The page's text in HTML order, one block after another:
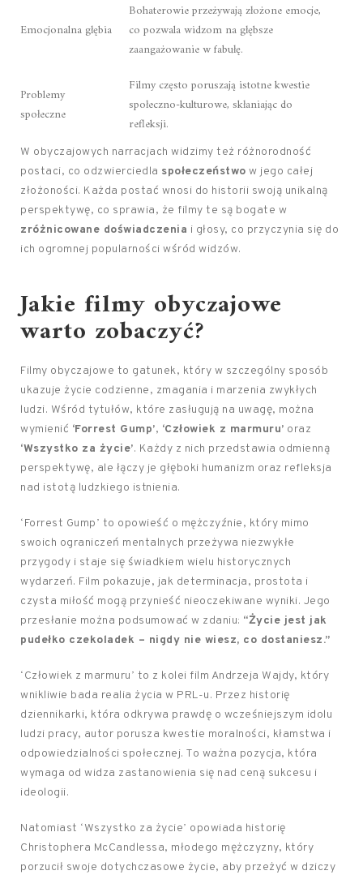
Emocjonalna głębia
Bohaterowie przeżywają złożone emocje,
co pozwala widzom na głębsze
zaangażowanie w fabułę.
Problemy
społeczne
Filmy często poruszają istotne kwestie
społeczno-kulturowe, skłaniając do
refleksji.
W obyczajowych narracjach widzimy też różnorodność
postaci, co odzwierciedla społeczeństwo w jego całej
złożoności. Każda postać wnosi do historii swoją unikalną
perspektywę, co sprawia, że filmy te są bogate w
zróżnicowane doświadczenia i głosy, co przyczynia się do
ich ogromnej popularności wśród widzów.
Jakie filmy obyczajowe
warto zobaczyć?
Filmy obyczajowe to gatunek, który w szczególny sposób
ukazuje życie codzienne, zmagania i marzenia zwykłych
ludzi. Wśród tytułów, które zasługują na uwagę, można
wymienić ‘Forrest Gump’, ‘Człowiek z marmuru’ oraz
‘Wszystko za życie’. Każdy z nich przedstawia odmienną
perspektywę, ale łączy je głęboki humanizm oraz refleksja
nad istotą ludzkiego istnienia.
‘Forrest Gump’ to opowieść o mężczyźnie, który mimo
swoich ograniczeń mentalnych przeżywa niezwykłe
przygody i staje się świadkiem wielu historycznych
wydarzeń. Film pokazuje, jak determinacja, prostota i
czysta miłość mogą przynieść nieoczekiwane wyniki. Jego
przesłanie można podsumować w zdaniu: “Życie jest jak
pudełko czekoladek – nigdy nie wiesz, co dostaniesz.”
‘Człowiek z marmuru’ to z kolei film Andrzeja Wajdy, który
wnikliwie bada realia życia w PRL-u. Przez historię
dziennikarki, która odkrywa prawdę o wcześniejszym idolu
ludzi pracy, autor porusza kwestie moralności, kłamstwa i
odpowiedzialności społecznej. To ważna pozycja, która
wymaga od widza zastanowienia się nad ceną sukcesu i
ideologii.
Natomiast ‘Wszystko za życie’ opowiada historię
Christophera McCandlessa, młodego mężczyzny, który
porzucił swoje dotychczasowe życie, aby przeżyć w dziczy